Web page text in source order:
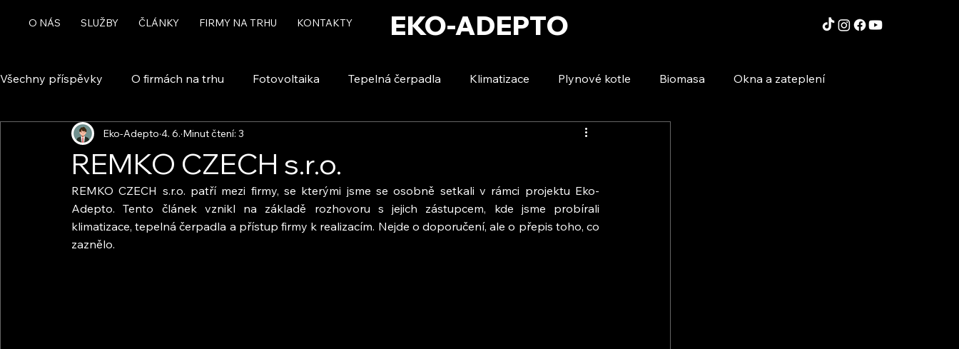
O NÁS SLUŽBY ČLÁNKY FIRMY NA TRHU KONTAKTY EKO-ADEPTO
Všechny příspěvky O firmách na trhu Fotovoltaika Tepelná čerpadla Klimatizace Plynové kotle Biomasa Okna a zateplení
Rekuperace a větrání Chytrá domácnost a automatizace Voda a úspory
REMKO CZECH s.r.o.
Eko-Adepto 4. 6. Minut čtení: 3
REMKO CZECH s.r.o. patří mezi firmy, se kterými jsme se osobně setkali v rámci projektu Eko-
Adepto. Tento článek vznikl na základě rozhovoru s jejich zástupcem, kde jsme probírali
klimatizace, tepelná čerpadla a přístup firmy k realizacím. Nejde o doporučení, ale o přepis toho, co
zaznělo.